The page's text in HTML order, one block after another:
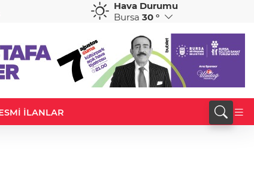
%0,40
CHF
59,1139
Hava Durumu
Bursa 30 °
İLANLAR